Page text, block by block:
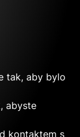
tak, aby bylo
abyste
kontaktem s